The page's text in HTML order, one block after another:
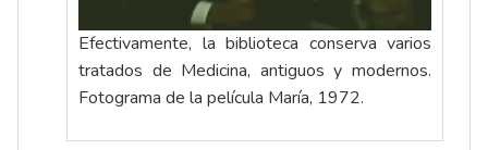
Efectivamente, la biblioteca conserva varios
tratados de Medicina, antiguos y modernos.
Fotograma de la película María, 1972.